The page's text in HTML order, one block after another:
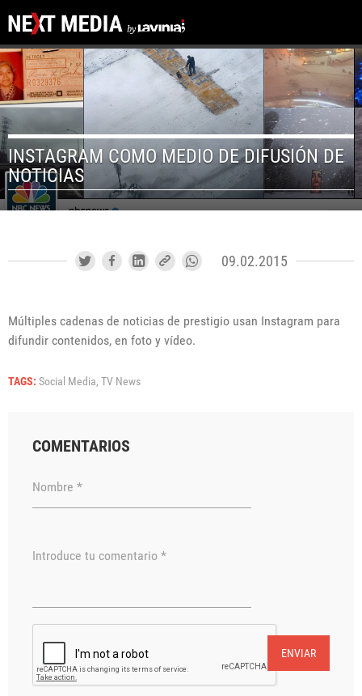
INSTAGRAM COMO MEDIO DE DIFUSIÓN DE
NOTICIAS
09.02.2015
Múltiples cadenas de noticias de prestigio usan Instagram para
difundir contenidos, en foto y vídeo.
TAGS: Social Media, TV News
COMENTARIOS
Nombre *
Introduce tu comentario *
ENVIAR